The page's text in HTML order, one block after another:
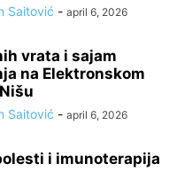
Saitović - april 6, 2026
vrata i sajam
na Elektronskom
Saitović - april 6, 2026
i imunoterapija